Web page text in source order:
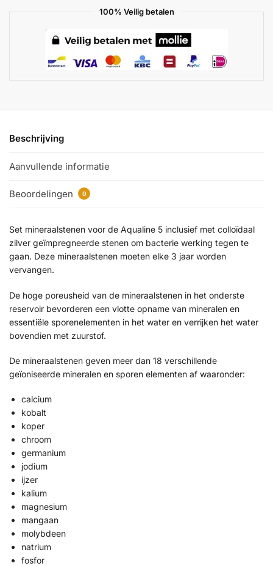
100% Veilig betalen
Beschrijving
Aanvullende informatie
Beoordelingen 0
Set mineraalstenen voor de Aqualine 5 inclusief met colloïdaal
zilver geïmpregneerde stenen om bacterie werking tegen te
gaan. Deze mineraalstenen moeten elke 3 jaar worden
vervangen.
De hoge poreusheid van de mineraalstenen in het onderste
reservoir bevorderen een vlotte opname van mineralen en
essentiële sporenelementen in het water en verrijken het water
bovendien met zuurstof.
De mineraalstenen geven meer dan 18 verschillende
geïoniseerde mineralen en sporen elementen af waaronder:
calcium
kobalt
koper
chroom
germanium
jodium
ijzer
kalium
magnesium
mangaan
molybdeen
natrium
fosfor